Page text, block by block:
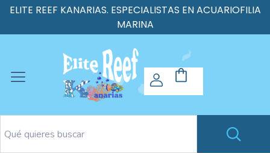
ELITE REEF KANARIAS. ESPECIALISTAS EN ACUARIOFILIA
MARINA